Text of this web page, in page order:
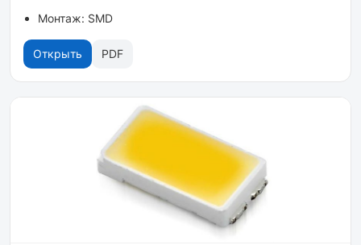
Монтаж: SMD
Открыть PDF